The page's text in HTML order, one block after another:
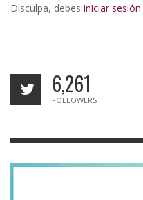
Disculpa, debes iniciar sesión
6,261
FOLLOWERS